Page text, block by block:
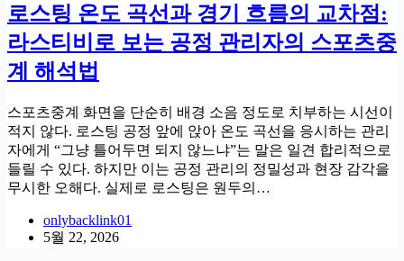
로스팅 온도 곡선과 경기 흐름의 교차점:
라스티비로 보는 공정 관리자의 스포츠중
계 해석법
스포츠중계 화면을 단순히 배경 소음 정도로 치부하는 시선이
적지 않다. 로스팅 공정 앞에 앉아 온도 곡선을 응시하는 관리
자에게 “그냥 틀어두면 되지 않느냐”는 말은 일견 합리적으로
들릴 수 있다. 하지만 이는 공정 관리의 정밀성과 현장 감각을
무시한 오해다. 실제로 로스팅은 원두의…
onlybacklink01
5월 22, 2026